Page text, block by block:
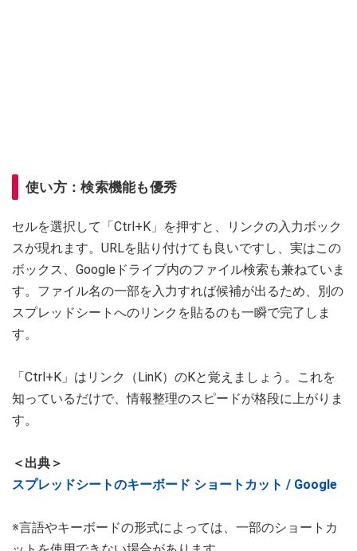
使い方：検索機能も優秀
セルを選択して「Ctrl+K」を押すと、リンクの入力ボック
スが現れます。URLを貼り付けても良いですし、実はこの
ボックス、Googleドライブ内のファイル検索も兼ねていま
す。ファイル名の一部を入力すれば候補が出るため、別の
スプレッドシートへのリンクを貼るのも一瞬で完了しま
す。
「Ctrl+K」はリンク（LinK）のKと覚えましょう。これを
知っているだけで、情報整理のスピードが格段に上がりま
す。
＜出典＞
スプレッドシートのキーボード ショートカット / Google
※言語やキーボードの形式によっては、一部のショートカ